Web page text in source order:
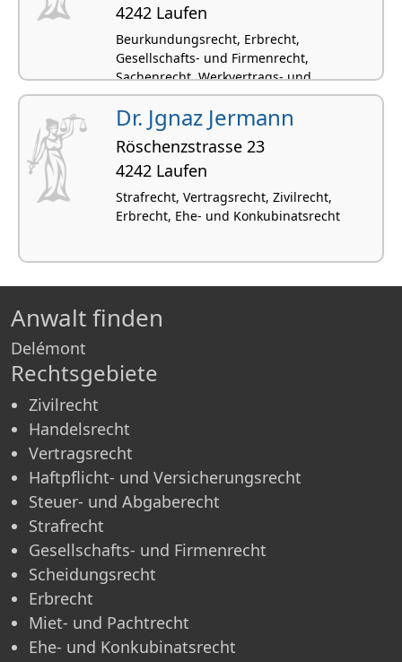
4242 Laufen
Beurkundungsrecht, Erbrecht,
Gesellschafts- und Firmenrecht,
Sachenrecht, Werkvertrags- und
Auftragsrecht
Dr. Jgnaz Jermann
Röschenzstrasse 23
4242 Laufen
Strafrecht, Vertragsrecht, Zivilrecht,
Erbrecht, Ehe- und Konkubinatsrecht
Anwalt finden
Delémont
Rechtsgebiete
Zivilrecht
Handelsrecht
Vertragsrecht
Haftpflicht- und Versicherungsrecht
Steuer- und Abgaberecht
Strafrecht
Gesellschafts- und Firmenrecht
Scheidungsrecht
Erbrecht
Miet- und Pachtrecht
Ehe- und Konkubinatsrecht